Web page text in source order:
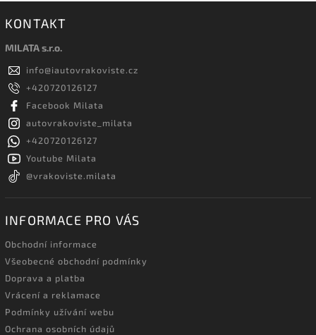
KONTAKT
MILATA s.r.o.
info@iautovrakoviste.cz
+420720126127
Facebook Milata
autovrakoviste_milata
+420720126127
Youtube Milata
@vrakoviste.milata
INFORMACE PRO VÁS
Obchodní informace
Všeobecné obchodní podmínky
Doprava a platba
Vrácení a reklamace
Podmínky užívání webu
Ochrana osobních údajů